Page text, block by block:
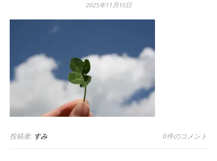
2025年11月10日
投稿者: すみ 0件のコメント